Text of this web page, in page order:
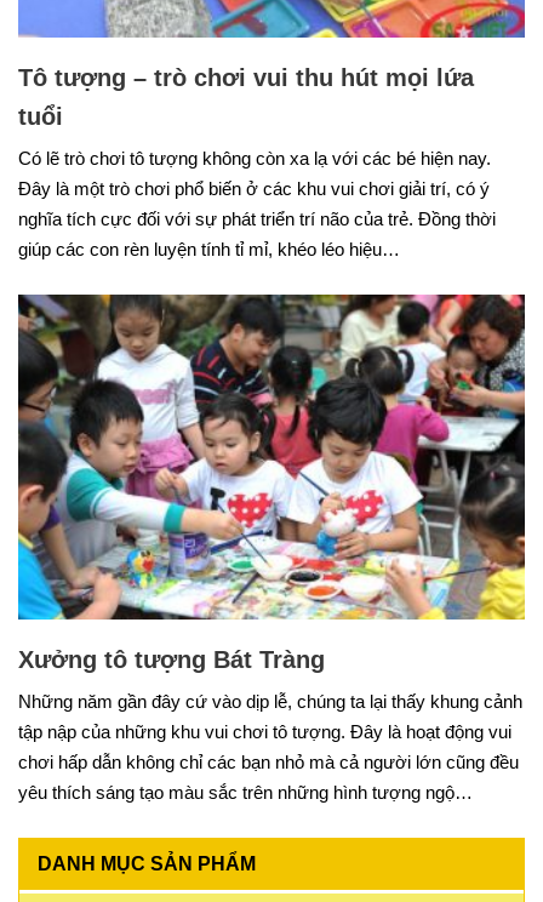
Tô tượng – trò chơi vui thu hút mọi lứa
tuổi
Có lẽ trò chơi tô tượng không còn xa lạ với các bé hiện nay.
Đây là một trò chơi phổ biến ở các khu vui chơi giải trí, có ý
nghĩa tích cực đối với sự phát triển trí não của trẻ. Đồng thời
giúp các con rèn luyện tính tỉ mỉ, khéo léo hiệu…
Xưởng tô tượng Bát Tràng
Những năm gần đây cứ vào dịp lễ, chúng ta lại thấy khung cảnh
tập nập của những khu vui chơi tô tượng. Đây là hoạt động vui
chơi hấp dẫn không chỉ các bạn nhỏ mà cả người lớn cũng đều
yêu thích sáng tạo màu sắc trên những hình tượng ngộ…
DANH MỤC SẢN PHẨM